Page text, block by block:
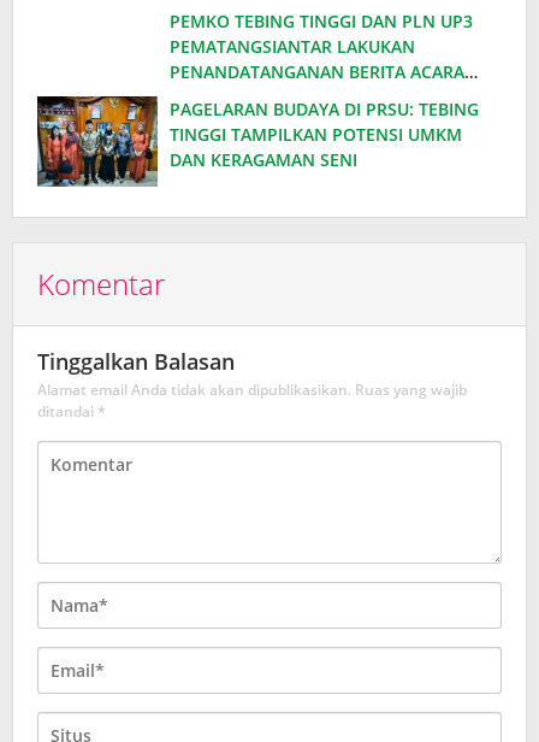
PEMKO TEBING TINGGI DAN PLN UP3
PEMATANGSIANTAR LAKUKAN
PENANDATANGANAN BERITA ACARA
RATUSAN JUTA PER BULAN
PAGELARAN BUDAYA DI PRSU: TEBING
TINGGI TAMPILKAN POTENSI UMKM
DAN KERAGAMAN SENI
Komentar
Tinggalkan Balasan
Alamat email Anda tidak akan dipublikasikan. Ruas yang wajib
ditandai *